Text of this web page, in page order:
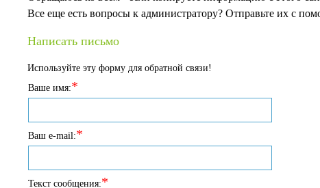
Все еще есть вопросы к администратору? Отправьте их с
Написать письмо
Используйте эту форму для обратной связи!
Ваше имя:*
Ваш e-mail:*
Текст сообщения:*